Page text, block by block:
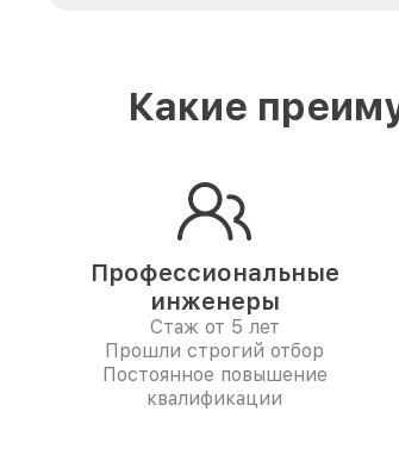
Какие
Профессиональные
инженеры
Стаж от 5 лет
Прошли строгий отбор
Постоянное повышение
квалификации